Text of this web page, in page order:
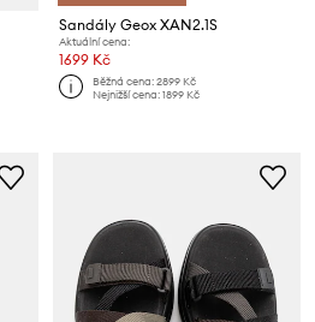
Sandály Geox XAN2.1S
Aktuální cena:
1699 Kč
Běžná cena:2899 Kč
Nejnižší cena:1899 Kč